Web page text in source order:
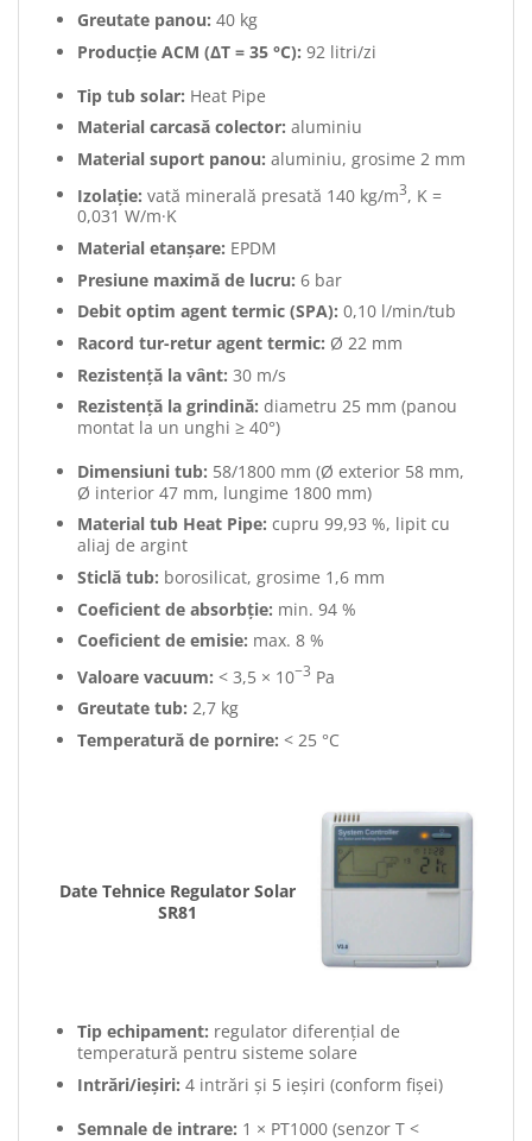
Greutate panou: 40 kg
Producție ACM (ΔT = 35 °C): 92 litri/zi
Tip tub solar: Heat Pipe
Material carcasă colector: aluminiu
Material suport panou: aluminiu, grosime 2 mm
Izolație: vată minerală presată 140 kg/m3, K =
0,031 W/m·K
Material etanșare: EPDM
Presiune maximă de lucru: 6 bar
Debit optim agent termic (SPA): 0,10 l/min/tub
Racord tur-retur agent termic: Ø 22 mm
Rezistență la vânt: 30 m/s
Rezistență la grindină: diametru 25 mm (panou
montat la un unghi ≥ 40°)
Dimensiuni tub: 58/1800 mm (Ø exterior 58 mm,
Ø interior 47 mm, lungime 1800 mm)
Material tub Heat Pipe: cupru 99,93 %, lipit cu
aliaj de argint
Sticlă tub: borosilicat, grosime 1,6 mm
Coeficient de absorbție: min. 94 %
Coeficient de emisie: max. 8 %
Valoare vacuum: < 3,5 × 10−3 Pa
Greutate tub: 2,7 kg
Temperatură de pornire: < 25 °C
Date Tehnice Regulator Solar
SR81
Tip echipament: regulator diferențial de
temperatură pentru sisteme solare
Intrări/ieșiri: 4 intrări și 5 ieșiri (conform fișei)
Semnale de intrare: 1 × PT1000 (senzor T <